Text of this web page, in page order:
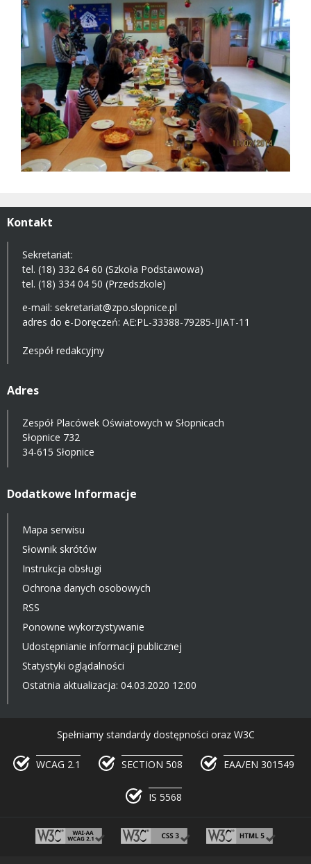
Kontakt
Sekretariat:
tel. (18) 332 64 60 (Szkoła Podstawowa)
tel. (18) 334 04 50 (Przedszkole)
e-mail: sekretariat@zpo.slopnice.pl
adres do e-Doręczeń: AE:PL-33388-79285-IJIAT-11
Zespół redakcyjny
Adres
Zespół Placówek Oświatowych w Słopnicach
Słopnice 732
34-615 Słopnice
Dodatkowe Informacje
Mapa serwisu
Słownik skrótów
Instrukcja obsługi
Ochrona danych osobowych
RSS
Ponowne wykorzystywanie
Udostępnianie informacji publicznej
Statystyki oglądalności
Ostatnia aktualizacja: 04.03.2020 12:00
Spełniamy standardy dostępności oraz W3C
WCAG 2.1 SECTION 508 EAA/EN 301549
IS 5568